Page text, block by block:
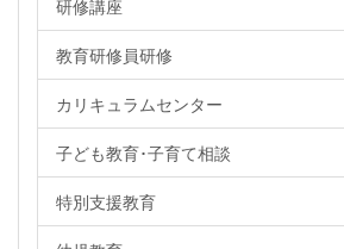
研修講座
教育研修員研修
カリキュラムセンター
子ども教育･子育て相談
特別支援教育